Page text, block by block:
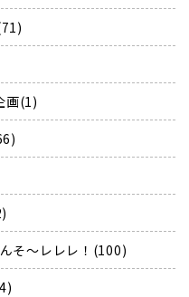
画(1)
そ～レレレ！(100)